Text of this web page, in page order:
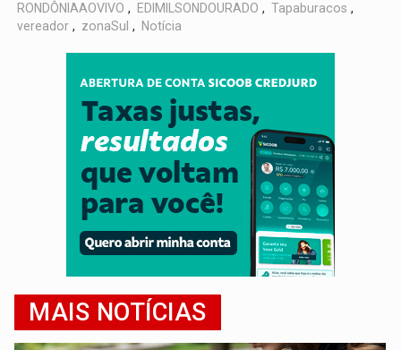
RONDÔNIAAOVIVO , EDIMILSONDOURADO , Tapaburacos ,
vereador , zonaSul , Notícia
MAIS NOTÍCIAS